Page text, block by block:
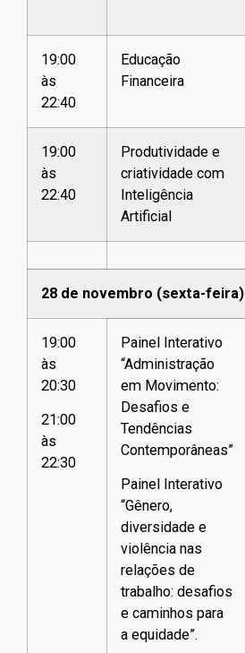
19:00
às
22:40
Educação
Financeira
19:00
às
22:40
Produtividade e
criatividade com
Inteligência
Artificial
28 de novembro (sexta-feira)
19:00
às
20:30
21:00
às
22:30
Painel Interativo
“Administração
em Movimento:
Desafios e
Tendências
Contemporâneas”
Painel Interativo
“Gênero,
diversidade e
violência nas
relações de
trabalho: desafios
e caminhos para
a equidade”.